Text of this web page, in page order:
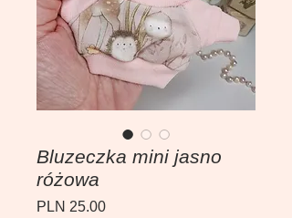
Bluzeczka mini jasno
różowa
PLN 25.00Price